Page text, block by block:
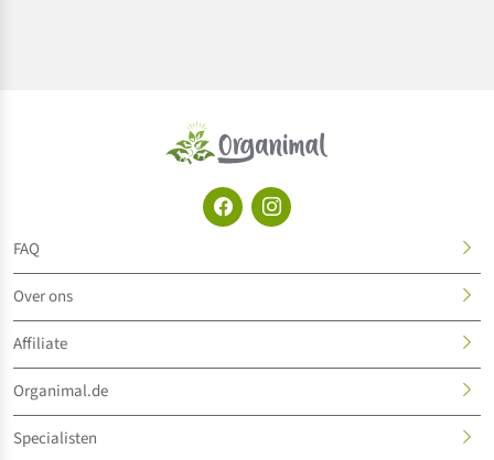
FAQ
Over ons
Affiliate
Organimal.de
Specialisten